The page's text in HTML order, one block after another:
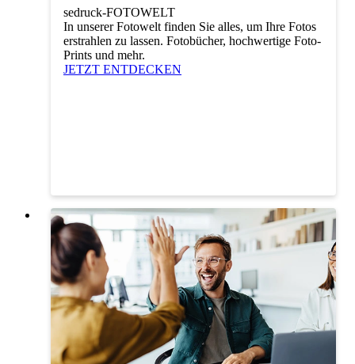
sedruck-FOTOWELT
In unserer Fotowelt finden Sie alles, um Ihre Fotos
erstrahlen zu lassen. Fotobücher, hochwertige Foto-
Prints und mehr.
JETZT ENTDECKEN